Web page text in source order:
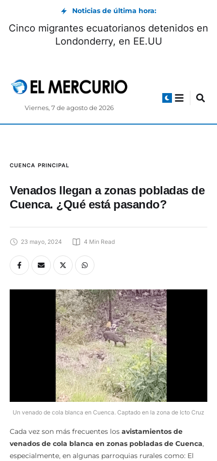
Noticias de última hora:
Cinco migrantes ecuatorianos detenidos en
Londonderry, en EE.UU
Viernes, 7 de agosto de 2026
CUENCA PRINCIPAL
Venados llegan a zonas pobladas de
Cuenca. ¿Qué está pasando?
23 mayo, 2024 4 Min Read
Un venado de cola blanca en Cuenca. Captado en la zona de Icto Cruz
Cada vez son más frecuentes los avistamientos de
venados de cola blanca en zonas pobladas de Cuenca,
especialmente, en algunas parroquias rurales como: El